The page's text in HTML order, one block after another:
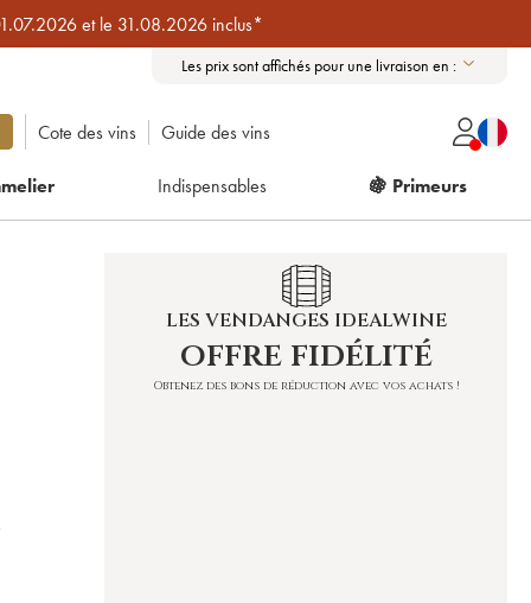
et le 31.08.2026 inclus*
Les prix sont affichés pour une livraison en :
Cote des vins Guide des vins
Indispensables 🍇 Primeurs
LES VENDANGES IDEALWINE
offre fidélité
Obtenez des bons de réduction avec vos achats !